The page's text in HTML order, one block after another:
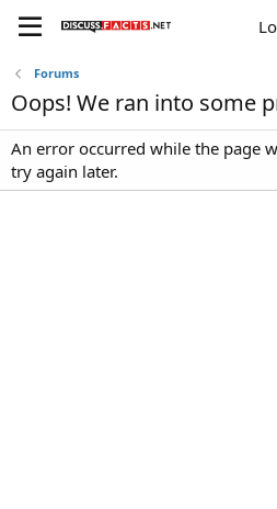
Forums
Oops! We ran into some
An error occurred while the page
try again later.